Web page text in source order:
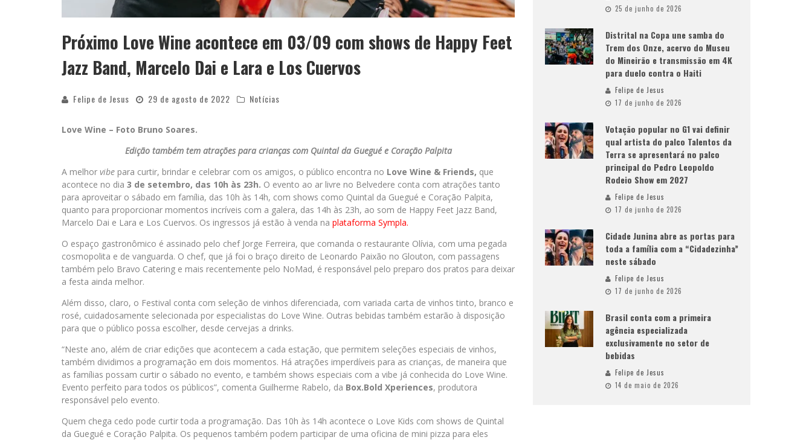
Próximo Love Wine acontece em 03/09 com shows de Happy Feet
Jazz Band, Marcelo Dai e Lara e Los Cuervos
Felipe de Jesus 29 de agosto de 2022 Notícias
Love Wine – Foto Bruno Soares.
Edição também tem atrações para crianças com Quintal da Guegué e Coração Palpita
A melhor vibe para curtir, brindar e celebrar com os amigos, o público encontra no Love Wine & Friends, que
acontece no dia 3 de setembro, das 10h às 23h. O evento ao ar livre no Belvedere conta com atrações tanto
para aproveitar o sábado em família, das 10h às 14h, com shows como Quintal da Guegué e Coração Palpita,
quanto para proporcionar momentos incríveis com a galera, das 14h às 23h, ao som de Happy Feet Jazz Band,
Marcelo Dai e Lara e Los Cuervos. Os ingressos já estão à venda na plataforma Sympla.
O espaço gastronômico é assinado pelo chef Jorge Ferreira, que comanda o restaurante Olívia, com uma pegada
cosmopolita e de vanguarda. O chef, que já foi o braço direito de Leonardo Paixão no Glouton, com passagens
também pelo Bravo Catering e mais recentemente pelo NoMad, é responsável pelo preparo dos pratos para deixar
a festa ainda melhor.
Além disso, claro, o Festival conta com seleção de vinhos diferenciada, com variada carta de vinhos tinto, branco e
rosé, cuidadosamente selecionada por especialistas do Love Wine. Outras bebidas também estarão à disposição
para que o público possa escolher, desde cervejas a drinks.
“Neste ano, além de criar edições que acontecem a cada estação, que permitem seleções especiais de vinhos,
também dividimos a programação em dois momentos. Há atrações imperdíveis para as crianças, de maneira que
as famílias possam curtir o sábado no evento, e também shows especiais com a vibe já conhecida do Love Wine.
Evento perfeito para todos os públicos”, comenta Guilherme Rabelo, da Box.Bold Xperiences, produtora
responsável pelo evento.
Quem chega cedo pode curtir toda a programação. Das 10h às 14h acontece o Love Kids com shows de Quintal
da Guegué e Coração Palpita. Os pequenos também podem participar de uma oficina de mini pizza para eles
25 de junho de 2026
Distrital na Copa une samba do
Trem dos Onze, acervo do Museu
do Mineirão e transmissão em 4K
para duelo contra o Haiti
Felipe de Jesus
17 de junho de 2026
Votação popular no G1 vai definir
qual artista do palco Talentos da
Terra se apresentará no palco
principal do Pedro Leopoldo
Rodeio Show em 2027
Felipe de Jesus
17 de junho de 2026
Cidade Junina abre as portas para
toda a família com a “Cidadezinha”
neste sábado
Felipe de Jesus
17 de junho de 2026
Brasil conta com a primeira
agência especializada
exclusivamente no setor de
bebidas
Felipe de Jesus
14 de maio de 2026